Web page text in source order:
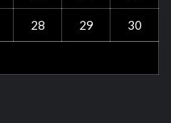
28 29 30